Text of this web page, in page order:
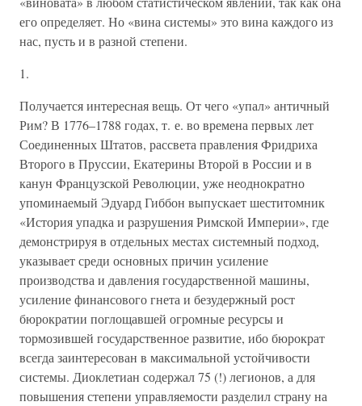
его определяет. Но «вина системы» это вина каждого из
нас, пусть и в разной степени.
1.
Получается интересная вещь. От чего «упал» античный
Рим? В 1776–1788 годах, т. е. во времена первых лет
Соединенных Штатов, рассвета правления Фридриха
Второго в Пруссии, Екатерины Второй в России и в
канун Французской Революции, уже неоднократно
упоминаемый Эдуард Гиббон выпускает шеститомник
«История упадка и разрушения Римской Империи», где
демонстрируя в отдельных местах системный подход,
указывает среди основных причин усиление
производства и давления государственной машины,
усиление финансового гнета и безудержный рост
бюрократии поглощавшей огромные ресурсы и
тормозившей государственное развитие, ибо бюрократ
всегда заинтересован в максимальной устойчивости
системы. Диоклетиан содержал 75 (!) легионов, а для
повышения степени управляемости разделил страну на